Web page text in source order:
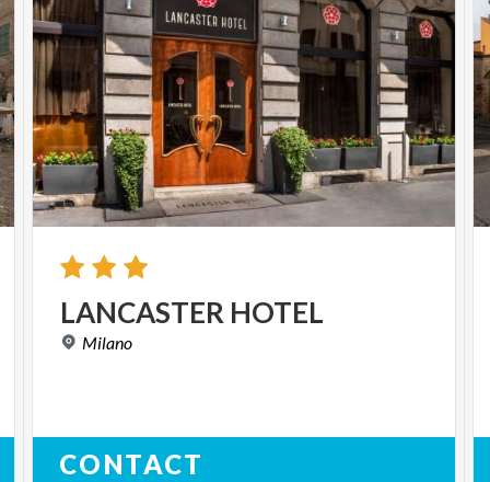
LANCASTER HOTEL
Milano
CONTACT